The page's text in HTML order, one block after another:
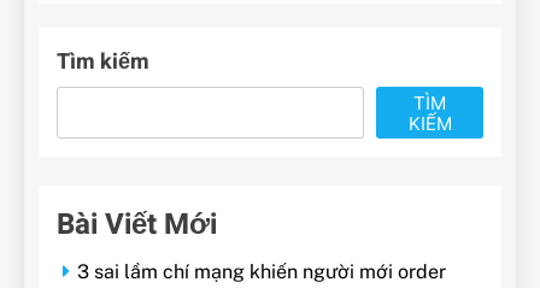
Tìm kiếm
TÌM
KIẾM
Bài Viết Mới
3 sai lầm chí mạng khiến người mới order